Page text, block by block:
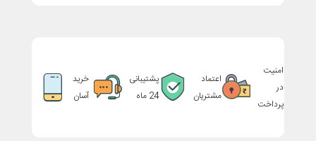
امنیت
در
پرداخت
اعتماد
مشتریان
پشتیبانی
24 ماه
خرید
آسان